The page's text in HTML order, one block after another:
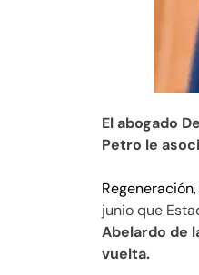
El abogado
Petro le
junio que
Abelardo de
vuelta.